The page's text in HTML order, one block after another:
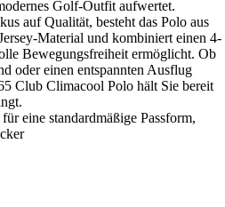
Golf-Outfit aufwertet.
auf Qualität, besteht das Polo aus
Material und kombiniert einen 4-
Bewegungsfreiheit ermöglicht. Ob
oder einen entspannten Ausflug
Club Climacool Polo hält Sie bereit
eine standardmäßige Passform,